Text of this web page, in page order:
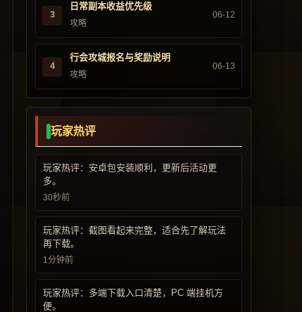
3
日常副本收益优先级
攻略
06-12
4
行会攻城报名与奖励说明
攻略
06-13
玩家热评
玩家热评：安卓包安装顺利，更新后活动更
多。
30秒前
玩家热评：截图看起来完整，适合先了解玩法
再下载。
1分钟前
玩家热评：多端下载入口清楚，PC 端挂机方
便。